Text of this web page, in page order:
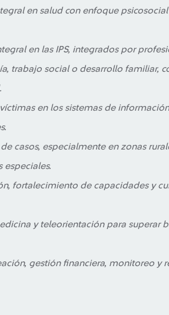
en salud con enfoque psicosocial
en las IPS, integrados por
trabajo social o desarrollo familiar,
en los sistemas de
casos, especialmente en zonas
especiales.
fortalecimiento de capacidades y
y teleorientación para superar
gestión financiera, monitoreo y